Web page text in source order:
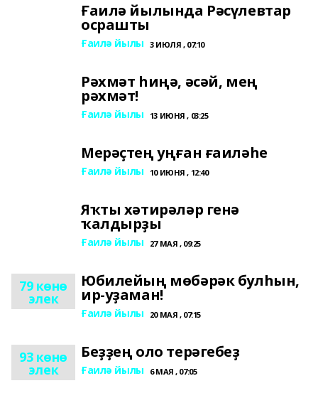
Ғаилә йылында Рәсүлевтар
осрашты
Ғаилә йылы 3 ИЮЛЯ , 07:10
Рәхмәт һиңә, әсәй, мең
рәхмәт!
Ғаилә йылы 13 ИЮНЯ , 03:25
Мерәҫтең уңған ғаиләһе
Ғаилә йылы 10 ИЮНЯ , 12:40
Яҡты хәтирәләр генә
ҡалдырҙы
Ғаилә йылы 27 МАЯ , 09:25
79 көнө
элек
Юбилейың мөбәрәк булһын,
ир-уҙаман!
Ғаилә йылы 20 МАЯ , 07:15
93 көнө
элек
Беҙҙең оло терәгебеҙ
Ғаилә йылы 6 МАЯ , 07:05